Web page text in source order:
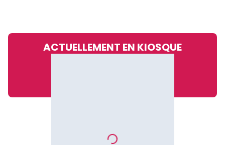
ACTUELLEMENT EN KIOSQUE